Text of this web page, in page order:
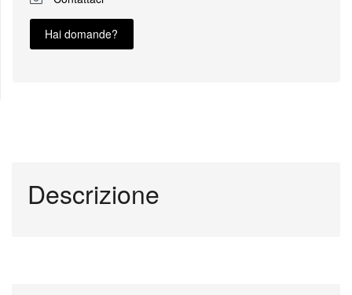
Hai domande?
Descrizione